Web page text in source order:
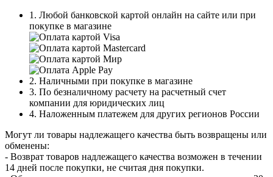
1. Любой банковской картой онлайн на сайте или при
покупке в магазине
2. Наличными при покупке в магазине
3. По безналичному расчету на расчетный счет
компании для юридических лиц
4. Наложенным платежем для других регионов России
Могут ли товары надлежащего качества быть возвращены или
обменены:
- Возврат товаров надлежащего качества возможен в течении
14 дней после покупки, не считая дня покупки.